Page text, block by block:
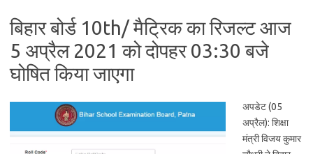
बिहार बोर्ड 10th/ मैट्रिक का रिजल्ट आज
5 अप्रैल 2021 को दोपहर 03:30 बजे
घोषित किया जाएगा
अपडेट (05
अप्रैल): शिक्षा
मंत्री विजय कुमार